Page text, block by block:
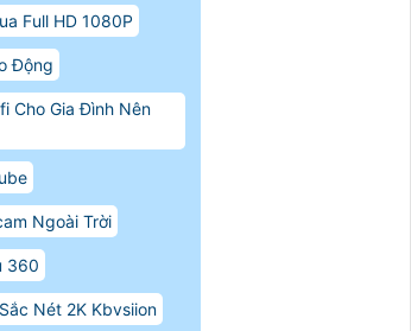
Full HD 1080P
Động
Cho Gia Đình Nên
Ngoài Trời
360
Nét 2K Kbvsiion